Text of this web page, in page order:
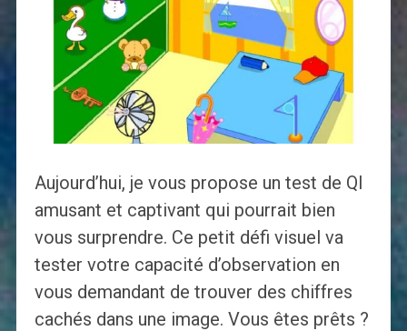
Aujourd’hui, je vous propose un test de QI
amusant et captivant qui pourrait bien
vous surprendre. Ce petit défi visuel va
tester votre capacité d’observation en
vous demandant de trouver des chiffres
cachés dans une image. Vous êtes prêts ?